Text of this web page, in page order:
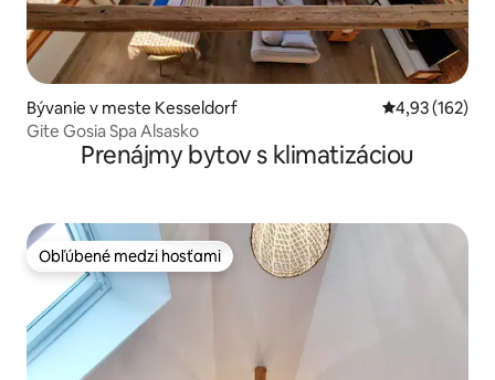
Bývanie v meste Kesseldorf Priemerné
4,93 (162)
Gite Gosia Spa Alsasko
Prenájmy bytov s klimatizáciou
Obľúbené medzi hosťami
Obľúbené medzi hosťami